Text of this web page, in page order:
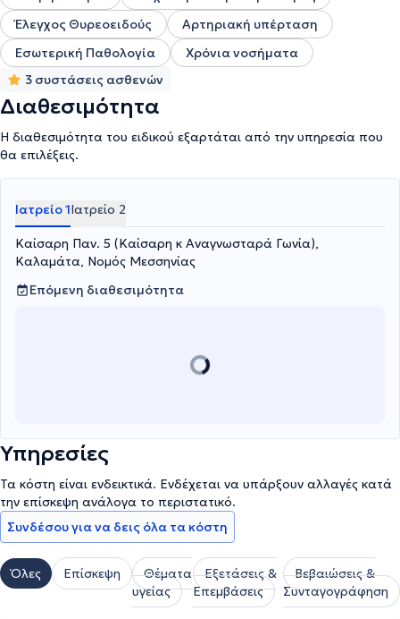
ειδικότητες.
Έλεγχος Θυρεοειδούς
Αρτηριακή υπέρταση
Εσωτερική Παθολογία
Χρόνια νοσήματα
3 συστάσεις ασθενών
Διαθεσιμότητα
Η διαθεσιμότητα του ειδικού εξαρτάται από την υπηρεσία που
θα επιλέξεις.
Ιατρείο 1Ιατρείο 2
Καίσαρη Παν. 5 (Καίσαρη κ Αναγνωσταρά Γωνία),
Καλαμάτα, Νομός Μεσσηνίας
Επόμενη διαθεσιμότητα
Υπηρεσίες
Τα κόστη είναι ενδεικτικά. Ενδέχεται να υπάρξουν αλλαγές κατά
την επίσκεψη ανάλογα το περιστατικό.
Συνδέσου για να δεις όλα τα κόστη
Όλες Επίσκεψη
Θέματα
υγείας
Εξετάσεις &
Επεμβάσεις
Βεβαιώσεις &
Συνταγογράφηση